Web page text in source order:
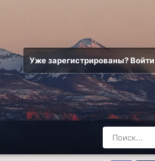
Уже зарегистрированы? Войти